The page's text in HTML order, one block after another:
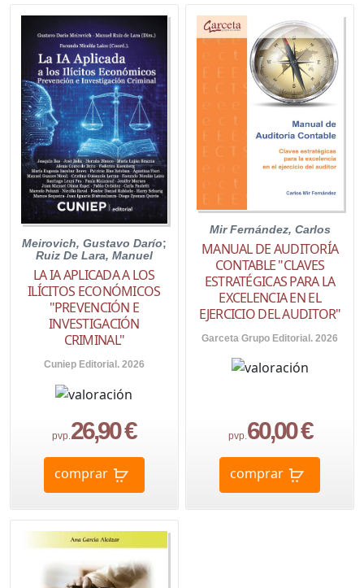
Meirovich, Gustavo Darío;
Ruiz De Lara, Manuel
LA IA APLICADA A LOS
ILÍCITOS ECONÓMICOS
"PREVENCIÓN E
INVESTIGACIÓN
CRIMINAL"
Cuniep Editorial. 2026
pvp. 26,90 €
comprar
Mir Fernández, Carlos
MANUAL DE AUDITORÍA
CONTABLE "CLAVES
ESTRATÉGICAS PARA LA
EXCELENCIA EN EL
EJERCICIO DEL AUDITOR"
Garceta Grupo Editorial. 2026
pvp. 60,00 €
comprar